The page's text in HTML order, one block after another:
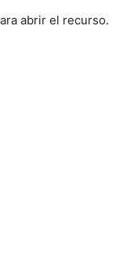
abrir el recurso.